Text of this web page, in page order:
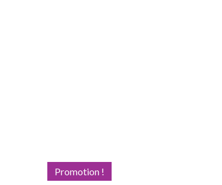
Promotion !